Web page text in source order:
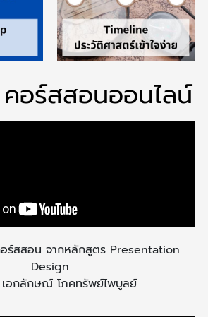
อร์สสอนออนไลน์
ร์สสอน จากหลักสูตร Presentation
Design
เอกลักษณ์ โภคทรัพย์ไพบูลย์